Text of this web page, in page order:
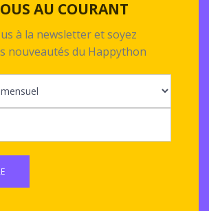
AU COURANT
à la newsletter et soyez
nouveautés du Happython